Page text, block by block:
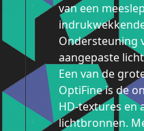
van een
Ondersteuning
aangepaste
Een van de
OptiFine is de
HD-textures en
lichtbronnen.